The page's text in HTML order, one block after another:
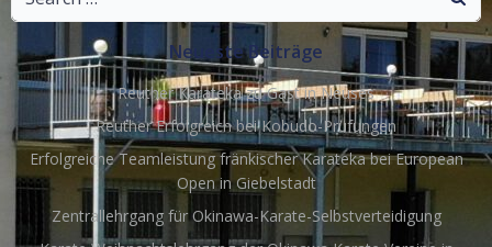
for:
Neueste Beiträge
Reuther Karateka zu Gast in Neuses
Reuther Erfolgreich bei Kobudo-Prüfungen
Erfolgreiche Teamleistung fränkischer Karateka bei European
Open in Giebelstadt
Zentrallehrgang für Okinawa-Karate-Selbstverteidigung